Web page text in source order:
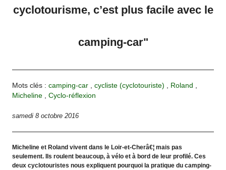
cyclotourisme, c’est plus facile avec le
camping-car"
Mots clés :camping-car ,cycliste (cyclotouriste) , Roland ,
Micheline ,Cyclo-réflexion
samedi 8 octobre 2016
Micheline et Roland vivent dans le Loir-et-Cherâ€¦ mais pas
seulement. Ils roulent beaucoup, à vélo et à bord de leur profilé. Ces
deux cyclotouristes nous expliquent pourquoi la pratique du camping-